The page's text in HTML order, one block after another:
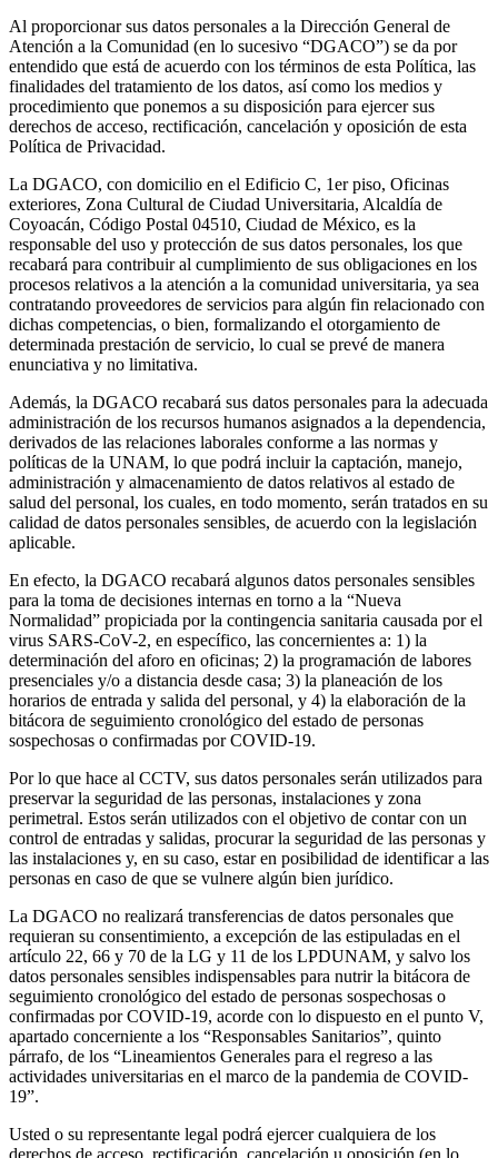
Al proporcionar sus datos personales a la Dirección General de
Atención a la Comunidad (en lo sucesivo “DGACO”) se da por
entendido que está de acuerdo con los términos de esta Política, las
finalidades del tratamiento de los datos, así como los medios y
procedimiento que ponemos a su disposición para ejercer sus
derechos de acceso, rectificación, cancelación y oposición de esta
Política de Privacidad.
La DGACO, con domicilio en el Edificio C, 1er piso, Oficinas
exteriores, Zona Cultural de Ciudad Universitaria, Alcaldía de
Coyoacán, Código Postal 04510, Ciudad de México, es la
responsable del uso y protección de sus datos personales, los que
recabará para contribuir al cumplimiento de sus obligaciones en los
procesos relativos a la atención a la comunidad universitaria, ya sea
contratando proveedores de servicios para algún fin relacionado con
dichas competencias, o bien, formalizando el otorgamiento de
determinada prestación de servicio, lo cual se prevé de manera
enunciativa y no limitativa.
Además, la DGACO recabará sus datos personales para la adecuada
administración de los recursos humanos asignados a la dependencia,
derivados de las relaciones laborales conforme a las normas y
políticas de la UNAM, lo que podrá incluir la captación, manejo,
administración y almacenamiento de datos relativos al estado de
salud del personal, los cuales, en todo momento, serán tratados en su
calidad de datos personales sensibles, de acuerdo con la legislación
aplicable.
En efecto, la DGACO recabará algunos datos personales sensibles
para la toma de decisiones internas en torno a la “Nueva
Normalidad” propiciada por la contingencia sanitaria causada por el
virus SARS-CoV-2, en específico, las concernientes a: 1) la
determinación del aforo en oficinas; 2) la programación de labores
presenciales y/o a distancia desde casa; 3) la planeación de los
horarios de entrada y salida del personal, y 4) la elaboración de la
bitácora de seguimiento cronológico del estado de personas
sospechosas o confirmadas por COVID-19.
Por lo que hace al CCTV, sus datos personales serán utilizados para
preservar la seguridad de las personas, instalaciones y zona
perimetral. Estos serán utilizados con el objetivo de contar con un
control de entradas y salidas, procurar la seguridad de las personas y
las instalaciones y, en su caso, estar en posibilidad de identificar a las
personas en caso de que se vulnere algún bien jurídico.
La DGACO no realizará transferencias de datos personales que
requieran su consentimiento, a excepción de las estipuladas en el
artículo 22, 66 y 70 de la LG y 11 de los LPDUNAM, y salvo los
datos personales sensibles indispensables para nutrir la bitácora de
seguimiento cronológico del estado de personas sospechosas o
confirmadas por COVID-19, acorde con lo dispuesto en el punto V,
apartado concerniente a los “Responsables Sanitarios”, quinto
párrafo, de los “Lineamientos Generales para el regreso a las
actividades universitarias en el marco de la pandemia de COVID-
19”.
Usted o su representante legal podrá ejercer cualquiera de los